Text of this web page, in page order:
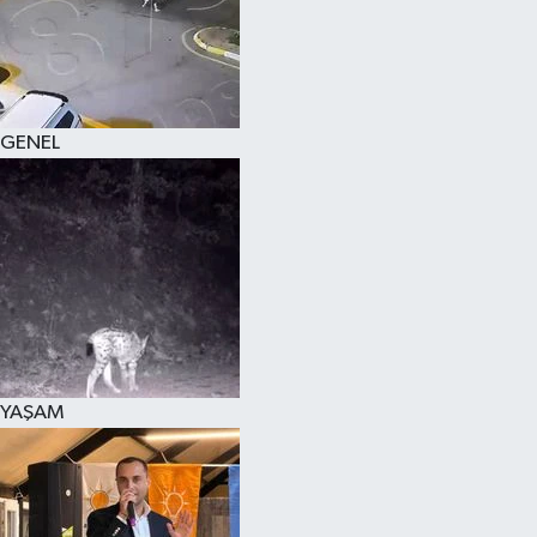
GENEL
YAŞAM
KÜLTÜR SANAT
MAGAZİN
SAĞLIK
SİYASET
SPOR
TEKNOLOJİ
YAŞAM